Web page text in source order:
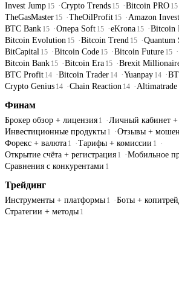
Invest Jump 15 Crypto Trends 15 Bitcoin PRO 15
TheGasMaster 15 TheOilProfit 15 Amazon Invest
BTC Bank 15 Опера Soft 15 eKrona 15 Bitcoin
Bitcoin Evolution 15 Bitcoin Trend 15 Quantum
BitCapital 15 Bitcoin Code 15 Bitcoin Future 15
Bitcoin Bank 15 Bitcoin Era 15 Brexit
BTC Profit 14 Bitcoin Trader 14 Yuanpay 14
Crypto Genius 14 Chain Reaction 14 Altimatrade
Финам
Брокер обзор + лицензия 1 Личный кабинет +
Инвестиционные продукты 1 Отзывы +
Форекс + валюта 1 Тарифы + комиссии 1
Открытие счёта + регистрация 1 Мобильное
Сравнения с конкурентами 1
Трейдинг
Инструменты + платформы 1 Боты +
Стратегии + методы 1